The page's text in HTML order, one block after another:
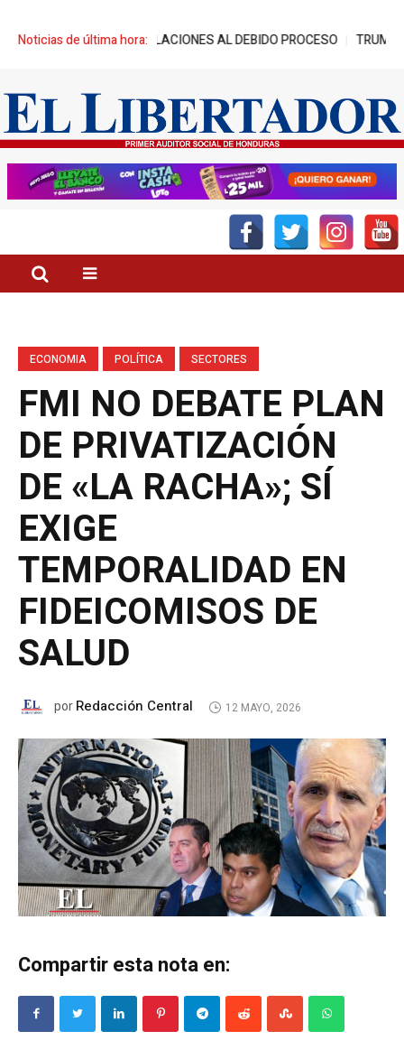
Noticias de última hora:
DENUNCIA VIOLACIONES AL DEBIDO PROCESO TRUMP:
ECONOMIA POLÍTICA SECTORES
FMI NO DEBATE PLAN
DE PRIVATIZACIÓN
DE «LA RACHA»; SÍ
EXIGE
TEMPORALIDAD EN
FIDEICOMISOS DE
SALUD
porRedacción Central 12 MAYO, 2026
Compartir esta nota en: